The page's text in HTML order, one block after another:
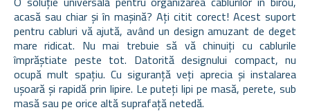
acasă sau chiar și în mașină? Ați citit corect! Acest suport
pentru cabluri vă ajută, având un design amuzant de deget
mare ridicat. Nu mai trebuie să vă chinuiți cu cablurile
împrăștiate peste tot. Datorită designului compact, nu
ocupă mult spațiu. Cu siguranță veți aprecia și instalarea
ușoară și rapidă prin lipire. Le puteți lipi pe masă, perete, sub
masă sau pe orice altă suprafață netedă.